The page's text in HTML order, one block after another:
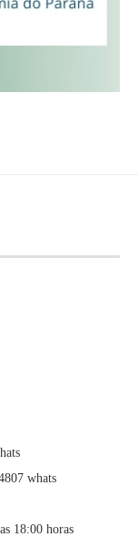
whats
18:00 horas